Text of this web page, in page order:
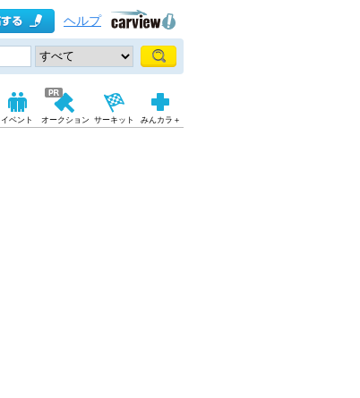
ヘルプ
イベント オークション サーキット みんカラ＋